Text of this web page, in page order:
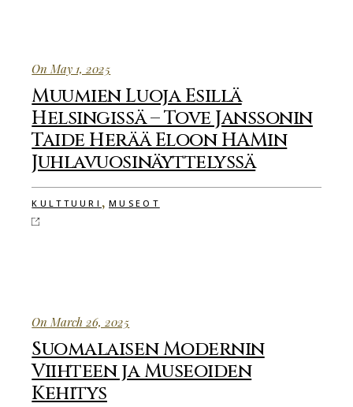
On May 1, 2025
Muumien Luoja Esillä
Helsingissä – Tove Janssonin
Taide Herää Eloon HAMin
Juhlavuosinäyttelyssä
KULTTUURI ,MUSEOT
On March 26, 2025
Suomalaisen Modernin
Viihteen ja Museoiden
Kehitys